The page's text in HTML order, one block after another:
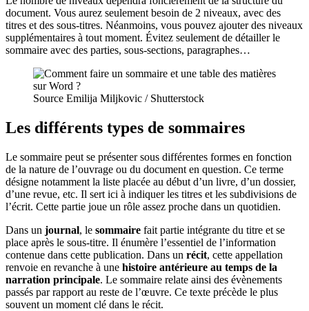
document. Vous aurez seulement besoin de 2 niveaux, avec des
titres et des sous-titres. Néanmoins, vous pouvez ajouter des niveaux
supplémentaires à tout moment. Évitez seulement de détailler le
sommaire avec des parties, sous-sections, paragraphes…
Source Emilija Miljkovic / Shutterstock
Les différents types de sommaires
Le sommaire peut se présenter sous différentes formes en fonction
de la nature de l’ouvrage ou du document en question. Ce terme
désigne notamment la liste placée au début d’un livre, d’un dossier,
d’une revue, etc. Il sert ici à indiquer les titres et les subdivisions de
l’écrit. Cette partie joue un rôle assez proche dans un quotidien.
Dans un journal, le sommaire fait partie intégrante du titre et se
place après le sous-titre. Il énumère l’essentiel de l’information
contenue dans cette publication. Dans un récit, cette appellation
renvoie en revanche à une histoire antérieure au temps de la
narration principale. Le sommaire relate ainsi des évènements
passés par rapport au reste de l’œuvre. Ce texte précède le plus
souvent un moment clé dans le récit.